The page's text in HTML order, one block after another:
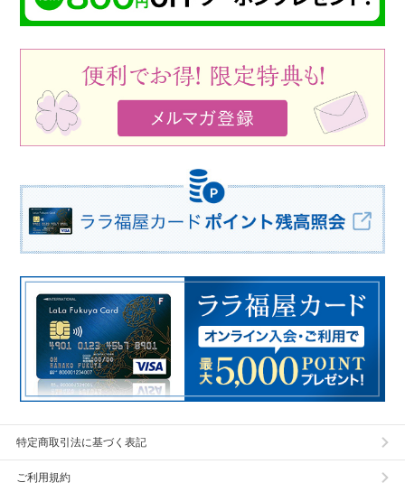
特定商取引法に基づく表記
ご利用規約